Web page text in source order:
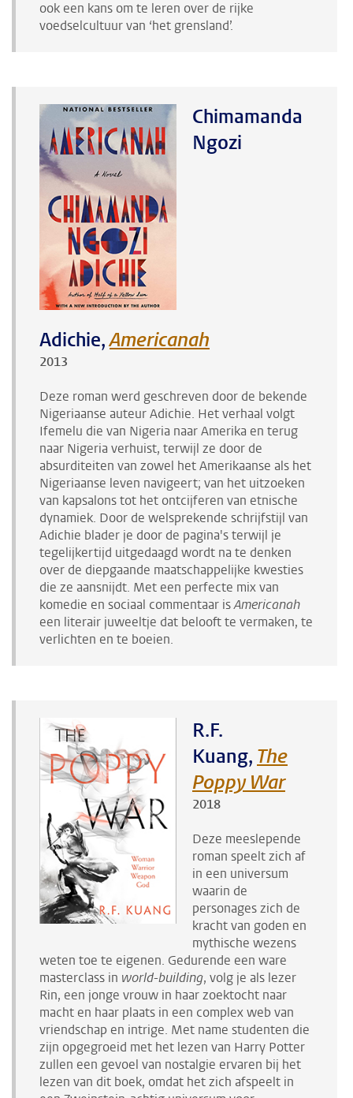
ook een kans om te leren over de rijke
voedselcultuur van ‘het grensland’.
Chimamanda
Ngozi
Adichie,Americanah
2013
Deze roman werd geschreven door de bekende
Nigeriaanse auteur Adichie. Het verhaal volgt
Ifemelu die van Nigeria naar Amerika en terug
naar Nigeria verhuist, terwijl ze door de
absurditeiten van zowel het Amerikaanse als het
Nigeriaanse leven navigeert; van het uitzoeken
van kapsalons tot het ontcijferen van etnische
dynamiek. Door de welsprekende schrijfstijl van
Adichie blader je door de pagina's terwijl je
tegelijkertijd uitgedaagd wordt na te denken
over de diepgaande maatschappelijke kwesties
die ze aansnijdt. Met een perfecte mix van
komedie en sociaal commentaar isAmericanah
een literair juweeltje dat belooft te vermaken, te
verlichten en te boeien.
R.F.
Kuang, The
Poppy War
2018
Deze meeslepende
roman speelt zich af
in een universum
waarin de
personages zich de
kracht van goden en
mythische wezens
weten toe te eigenen. Gedurende een ware
masterclass in world-building, volg je als lezer
Rin, een jonge vrouw in haar zoektocht naar
macht en haar plaats in een complex web van
vriendschap en intrige. Met name studenten die
zijn opgegroeid met het lezen van Harry Potter
zullen een gevoel van nostalgie ervaren bij het
lezen van dit boek, omdat het zich afspeelt in